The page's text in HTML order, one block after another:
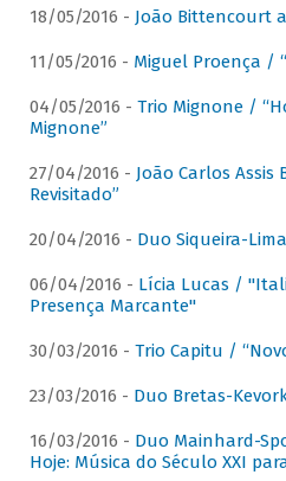
18/05/2016 - João Bittencourt
11/05/2016 - Miguel Proença /
04/05/2016 - Trio Mignone /
Mignone”
27/04/2016 - João Carlos
Revisitado”
20/04/2016 - Duo Siqueira-
06/04/2016 - Lícia Lucas /
Presença Marcante"
30/03/2016 - Trio Capitu /
23/03/2016 - Duo Bretas-
16/03/2016 - Duo Mainhard-
Hoje: Música do Século XXI